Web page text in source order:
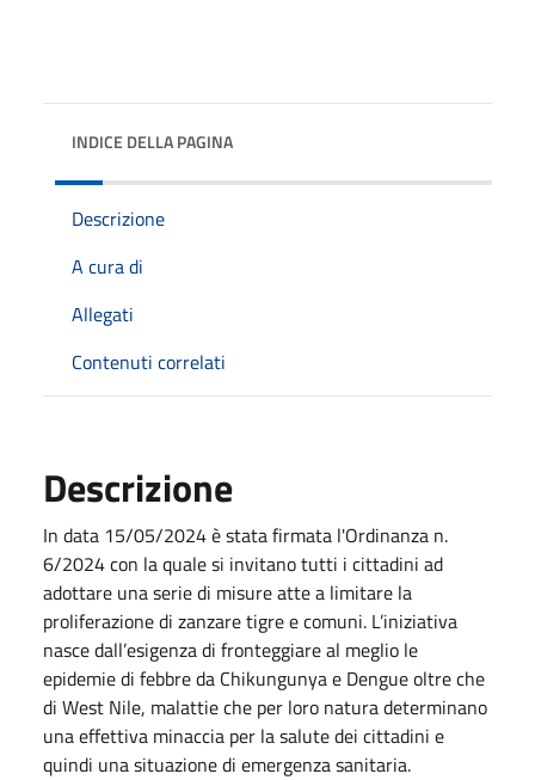
INDICE DELLA PAGINA
Descrizione
A cura di
Allegati
Contenuti correlati
Descrizione
In data 15/05/2024 è stata firmata l'Ordinanza n.
6/2024 con la quale si invitano tutti i cittadini ad
adottare una serie di misure atte a limitare la
proliferazione di zanzare tigre e comuni. L’iniziativa
nasce dall’esigenza di fronteggiare al meglio le
epidemie di febbre da Chikungunya e Dengue oltre che
di West Nile, malattie che per loro natura determinano
una effettiva minaccia per la salute dei cittadini e
quindi una situazione di emergenza sanitaria.